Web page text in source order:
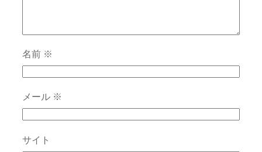
名前 ※
メール ※
サイト